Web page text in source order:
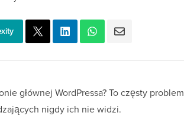
głównej WordPressa? To częsty problem
nigdy ich nie widzi.